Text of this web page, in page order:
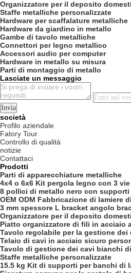
Organizzatore per il deposito
Staffe metalliche personalizzate
Hardware per scaffalature metalliche
Hardware da giardino in metallo
Gambe di tavolo metalliche
Connettori per legno metallico
Accessori audio per computer
Hardware in metallo su misura
Parti di montaggio di metallo
Lasciate un messaggio
Invia
società
Profilo aziendale
Fatory Tour
Controllo di qualità
notizie
Contattaci
Prodotti
Parti di apparecchiature metalliche
4x4 o 6x6 Kit pergola legno con 3
8 pollici di metallo nero con
OEM ODM Fabbricazione di
3 mm spessore L bracket angolo
Organizzatore per il deposito
Piatto organizzatore di fili in acciaio
Tavolo regolabile per la gestione
Telaio di cavi in acciaio sicuro
Tavolo di gestione dei cavi bianchi
Staffe metalliche personalizzate
15.5 kg Kit di supporti per banchi di